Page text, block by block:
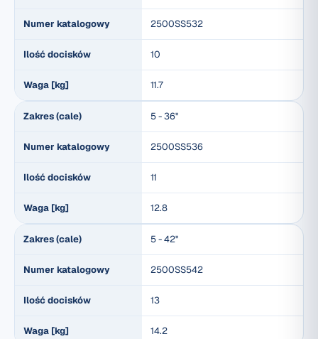
Numer katalogowy 2500SS532
Ilość docisków 10
Waga [kg] 11.7
Zakres (cale) 5 - 36"
Numer katalogowy 2500SS536
Ilość docisków 11
Waga [kg] 12.8
Zakres (cale) 5 - 42"
Numer katalogowy 2500SS542
Ilość docisków 13
Waga [kg] 14.2